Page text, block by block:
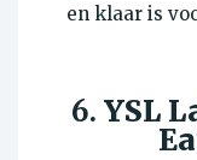
en klaar is
6. YSL